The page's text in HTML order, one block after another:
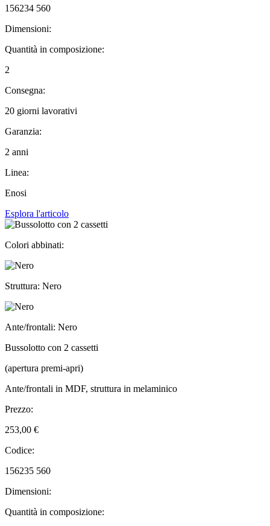
156234 560
Dimensioni:
Quantità in composizione:
2
Consegna:
20 giorni lavorativi
Garanzia:
2 anni
Linea:
Enosi
Esplora l'articolo
Colori abbinati:
Struttura: Nero
Ante/frontali: Nero
Bussolotto con 2 cassetti
(apertura premi-apri)
Ante/frontali in MDF, struttura in melaminico
Prezzo:
253,00 €
Codice:
156235 560
Dimensioni:
Quantità in composizione: